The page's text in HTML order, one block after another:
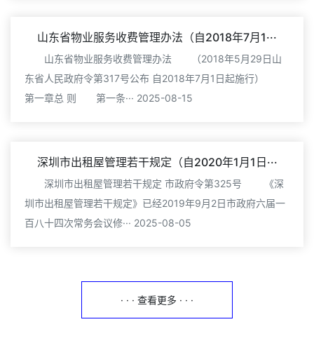
山东省物业服务收费管理办法（自2018年7月1···
山东省物业服务收费管理办法 （2018年5月29日山
东省人民政府令第317号公布 自2018年7月1日起施行）
第一章总 则 第一条··· 2025-08-15
深圳市出租屋管理若干规定（自2020年1月1日···
深圳市出租屋管理若干规定 市政府令第325号 《深
圳市出租屋管理若干规定》已经2019年9月2日市政府六届一
百八十四次常务会议修··· 2025-08-05
· · · 查看更多 · · ·